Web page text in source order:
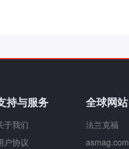
持与服务
于我们
户协议
全球网站
法兰克福
asmag.com